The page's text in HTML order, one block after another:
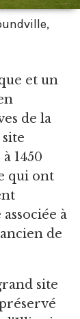
et un
de la
1450
qui ont
à
de
site